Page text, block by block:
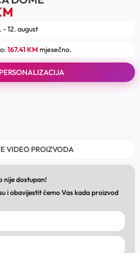
- 12. august
167.41 KM mjesečno.
PERSONALIZACIJA
VIDEO PROIZVODA
nije dostupan!
i obavijestit ćemo Vas kada proizvod